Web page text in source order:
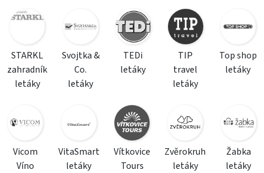
STARKL
zahradník
letáky
Svojtka &
Co.
letáky
TEDi
letáky
TIP
travel
letáky
Top shop
letáky
Vicom
Víno
VitaSmart
letáky
Vítkovice
Tours
Zvěrokruh
letáky
Žabka
letáky